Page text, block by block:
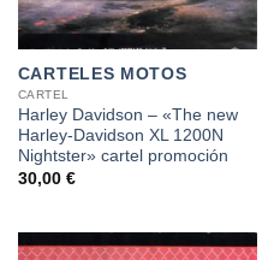
CARTELES MOTOS
CARTEL
Harley Davidson – «The new
Harley-Davidson XL 1200N
Nightster» cartel promoción
30,00 €